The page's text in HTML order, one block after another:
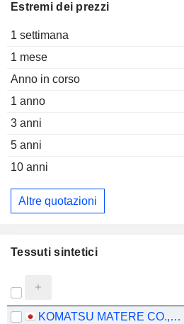
Estremi dei prezzi
1 settimana
1 mese
Anno in corso
1 anno
3 anni
5 anni
10 anni
Altre quotazioni
Tessuti sintetici
KOMATSU MATERE CO.,LTD.